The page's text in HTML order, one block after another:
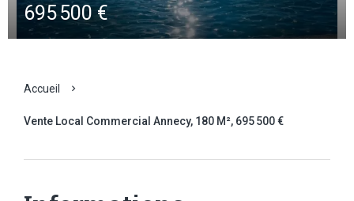
695 500 €
Accueil
Vente Local Commercial Annecy, 180 M², 695 500 €